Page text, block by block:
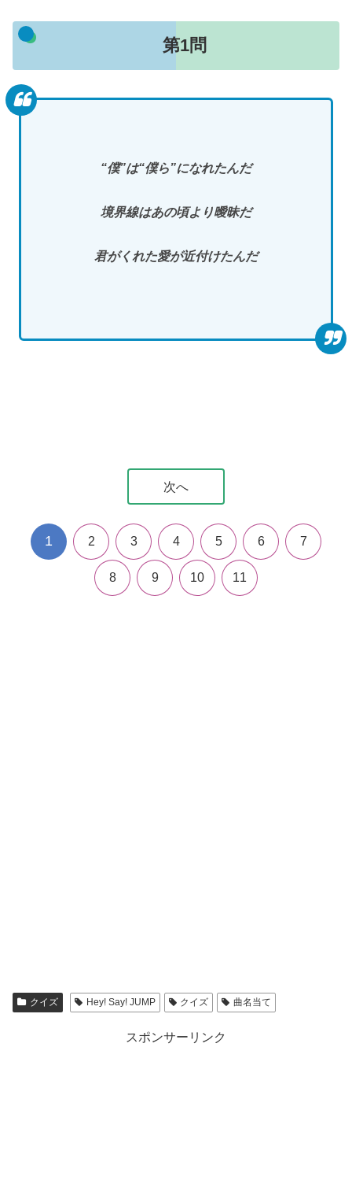
第1問
“僕”は“僕ら”になれたんだ
境界線はあの頃より曖昧だ
君がくれた愛が近付けたんだ
次へ
1 2 3 4 5 6 7
8 9 10 11
クイズ Hey! Say! JUMP クイズ 曲名当て
スポンサーリンク